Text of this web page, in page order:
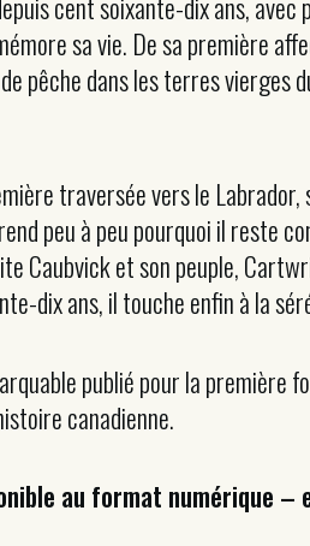
sa vie. De sa première
pêche dans les terres vierges
traversée vers le
peu à peu pourquoi il reste
Caubvick et son peuple,
dix ans, il touche enfin à la
publié pour la première
canadienne.
au format numérique –